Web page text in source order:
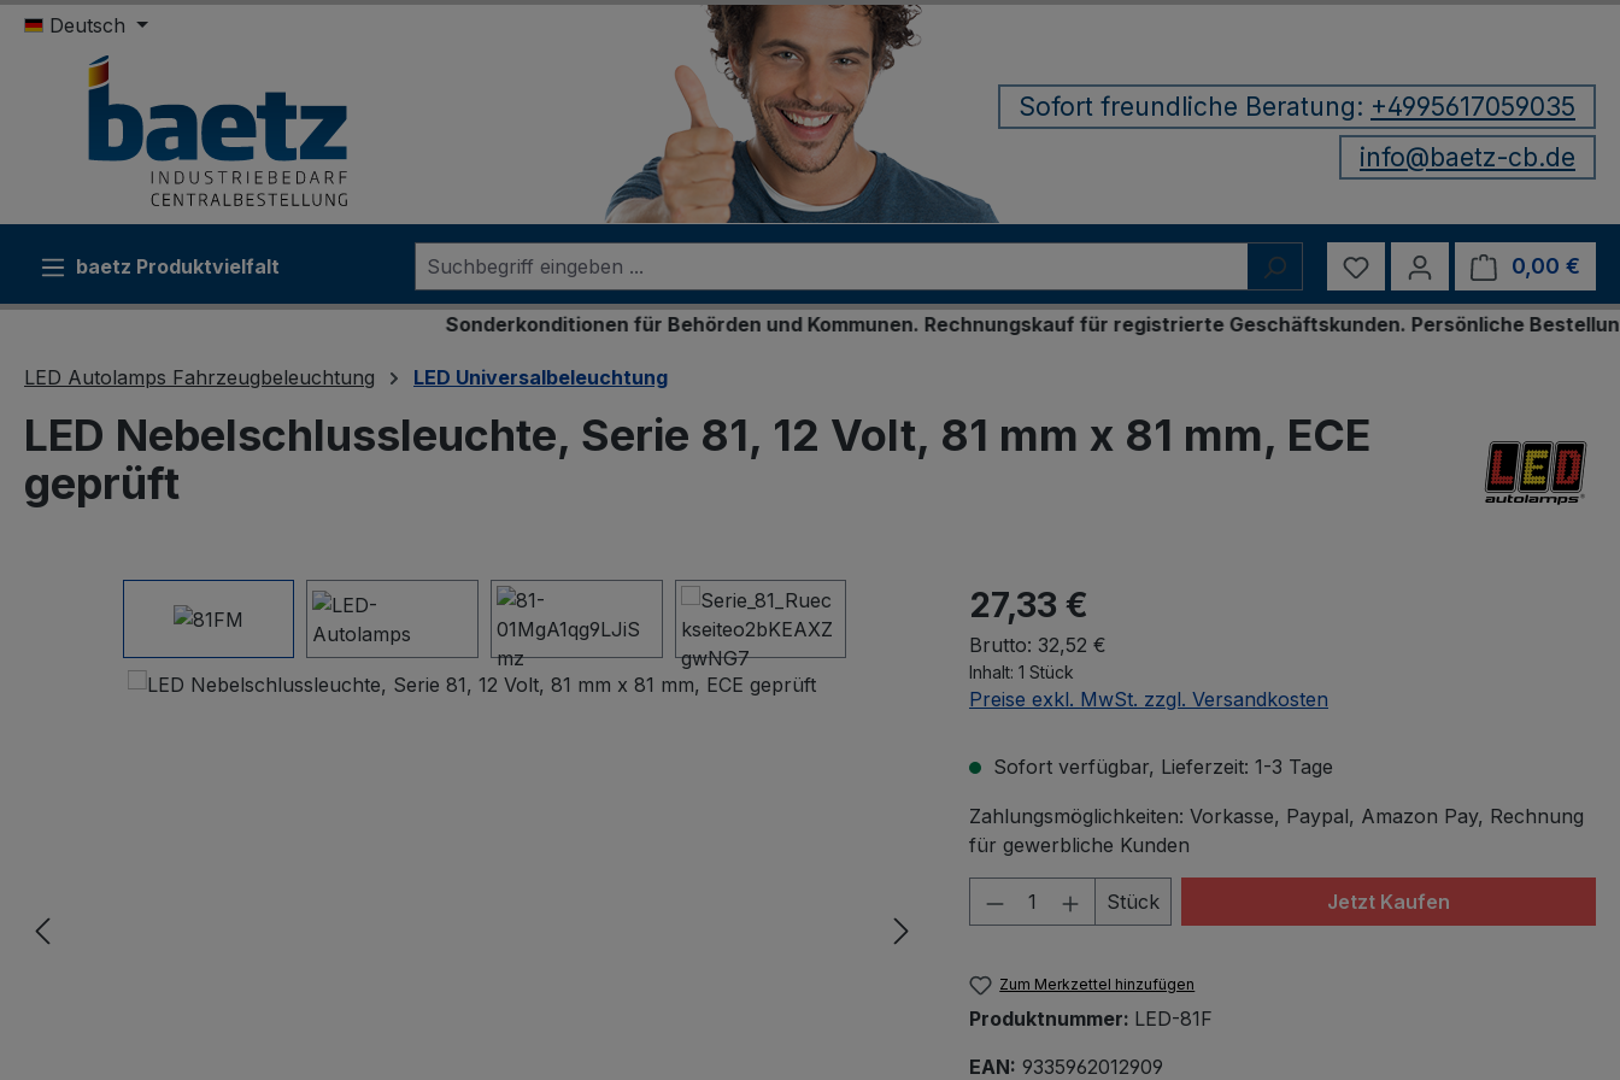
Hauptinhalt springen
Zur Suche springen
Zur Hauptnavigation springen
Deutsch
Sofort freundliche Beratung: +4995617059035
info@baetz-cb.de
baetz Produktvielfalt Du hast 0 Produkte auf
0,00 €
Sonderkonditionen für Behörden und Kommunen. Rechnungskauf für registrierte Geschäftskunden. Persönliche Bestellung per E-
LED Autolamps Fahrzeugbeleuchtung LED Universalbeleuchtung
LED Nebelschlussleuchte, Serie 81, 12 Volt, 81 mm x 81 mm, ECE
geprüft
27,33 €
Brutto: 32,52 €
Inhalt: 1 Stück
Preise exkl. MwSt. zzgl. Versandkosten
Sofort verfügbar, Lieferzeit: 1-3 Tage
Zahlungsmöglichkeiten: Vorkasse, Paypal, Amazon Pay, Rechnung
für gewerbliche Kunden
Produkt Anzahl: Gib den gewünschten Wert
Stück Jetzt Kaufen
Zum Merkzettel hinzufügen
Produktnummer: LED-81F
EAN: 9335962012909